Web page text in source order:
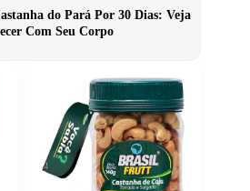
do Pará Por 30 Dias: Veja
Com Seu Corpo